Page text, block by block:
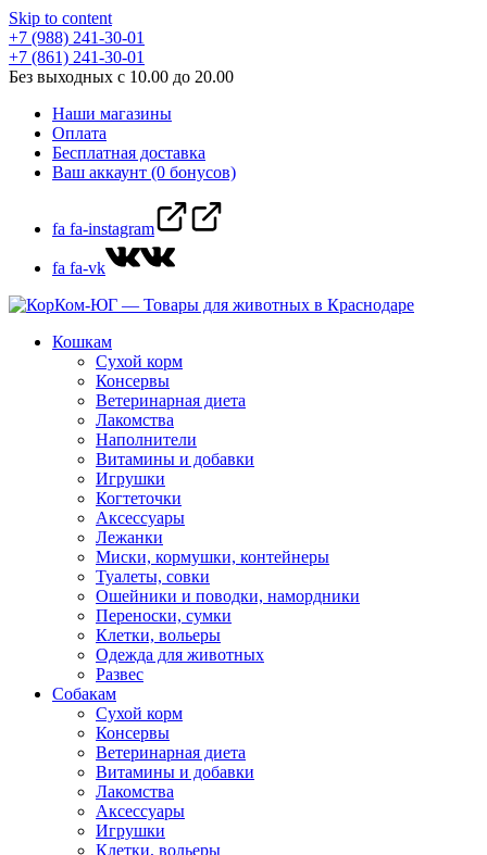
Skip to content
+7 (988) 241-30-01
+7 (861) 241-30-01
Без выходных с 10.00 до 20.00
Наши магазины
Оплата
Бесплатная доставка
Ваш аккаунт (0 бонусов)
fa fa-instagram
fa fa-vk
Кошкам
Сухой корм
Консервы
Ветеринарная диета
Лакомства
Наполнители
Витамины и добавки
Игрушки
Когтеточки
Аксессуары
Лежанки
Миски, кормушки, контейнеры
Туалеты, совки
Ошейники и поводки, намордники
Переноски, сумки
Клетки, вольеры
Одежда для животных
Развес
Собакам
Сухой корм
Консервы
Ветеринарная диета
Витамины и добавки
Лакомства
Аксессуары
Игрушки
Клетки, вольеры